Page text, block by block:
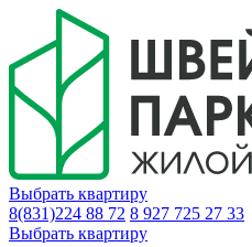
Выбрать квартиру
8(831)224 88 72 8 927 725 27 33
Выбрать квартиру